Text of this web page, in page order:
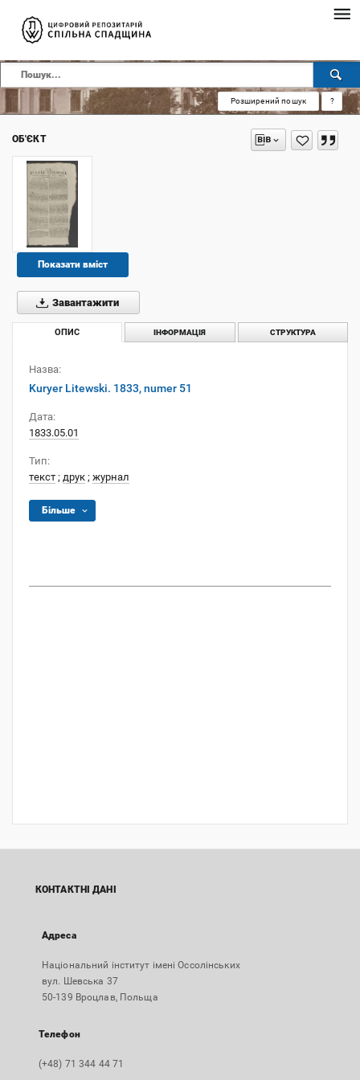
Розширений пошук ?
ОБ'ЄКТ
Показати вміст
Завантажити
ОПИС ІНФОРМАЦІЯ СТРУКТУРА
Назва:
Kuryer Litewski. 1833, numer 51
Дата:
1833.05.01
Тип:
текст ; друк ; журнал
Більше
КОНТАКТНІ ДАНІ
Адреса
Національний інститут імені Оссолінських
вул. Шевська 37
50-139 Вроцлав, Польща
Телефон
(+48) 71 344 44 71